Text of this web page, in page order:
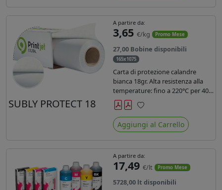
SUBLY PROTECT 18
A partire da:
3,65 €/kg Promo Mese
27,00 Bobine disponibili
165x1075
Carta di protezione calandre
bianca 18gr. Alta resistenza alla
temperature: fino a 220°C per 40
secondi. Lunghezza 1075 mtl,
peso kg 35, diam. 20cm.
Preferiti
Aggiungi al Carrello
A partire da:
17,49 €/lt Promo Mese
5728,00 lt disponibili